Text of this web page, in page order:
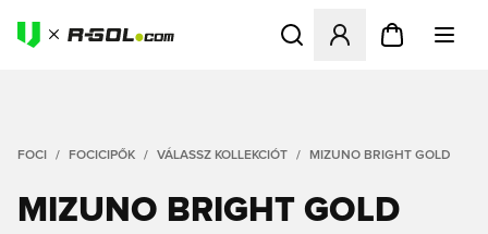
Megnyit egy modált a
FOCI FOCICIPŐK VÁLASSZ KOLLEKCIÓT MIZUNO BRIGHT GOLD
MIZUNO BRIGHT GOLD